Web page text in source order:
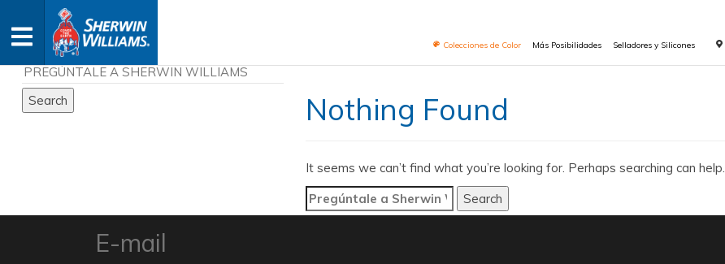
Colecciones de Color Más Posibilidades Selladores y Silicones
Nothing Found
It seems we can’t find what you’re looking for. Perhaps searching can help.
Search
for: